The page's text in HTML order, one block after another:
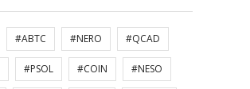
#ABTC #NERO #QCAD
#PSOL #COIN #NESO